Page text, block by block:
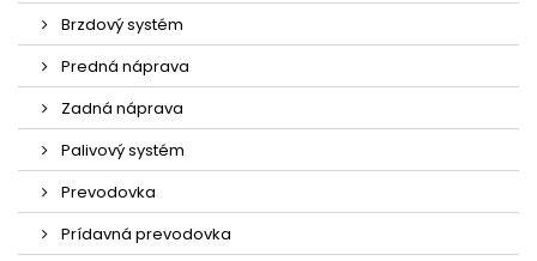
Brzdový systém
Predná náprava
Zadná náprava
Palivový systém
Prevodovka
Prídavná prevodovka